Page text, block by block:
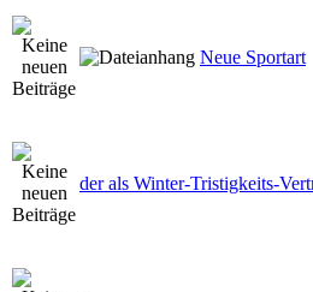
Neue Sportart
der als Winter-Tristigkeits-